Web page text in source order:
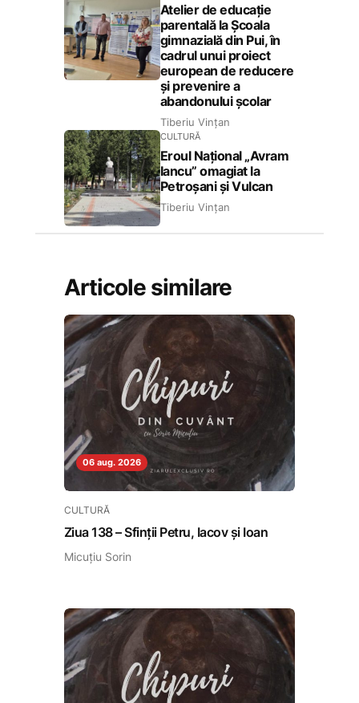
Atelier de educație
parentală la Școala
gimnazială din Pui, în
cadrul unui proiect
european de reducere
și prevenire a
abandonului școlar
Tiberiu Vințan
CULTURĂ
Eroul Național „Avram
Iancu” omagiat la
Petroșani și Vulcan
Tiberiu Vințan
Articole similare
06 aug. 2026
CULTURĂ
Ziua 138 – Sfinții Petru, Iacov și Ioan
Micuțiu Sorin